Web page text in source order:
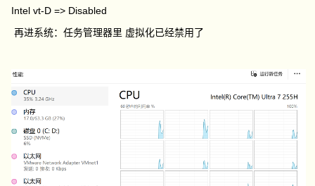
Intel vt-D => Disabled
再进系统：任务管理器里 虚拟化已经禁用了